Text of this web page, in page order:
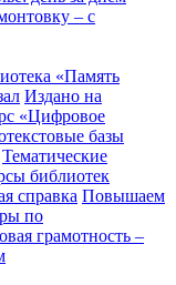
– с
«Память
Издано на
«Цифровое
базы
Тематические
библиотек
справка Повышаем
по
грамотность –